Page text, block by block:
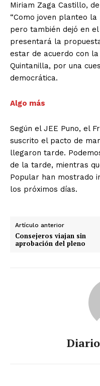
Miriam Zaga Castillo,
“Como joven planteo la
pero también dejó en
presentará la
estar de acuerdo con
Quintanilla, por una
democrática.
Algo más
Según el JEE Puno, el
suscrito el pacto de
llegaron tarde.
de la tarde, mientras
Popular han mostrado
los próximos días.
Artículo anterior
Consejeros viajan sin
aprobación del pleno